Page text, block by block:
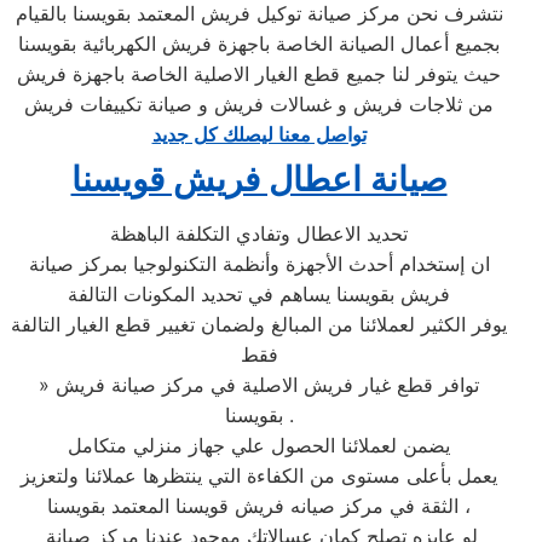
نتشرف نحن مركز صيانة توكيل فريش المعتمد بقويسنا بالقيام
بجميع أعمال الصيانة الخاصة باجهزة فريش الكهربائية بقويسنا
حيث يتوفر لنا جميع قطع الغيار الاصلية الخاصة باجهزة فريش
من ثلاجات فريش و غسالات فريش و صيانة تكييفات فريش
تواصل معنا ليصلك كل جديد
صيانة اعطال فريش قويسنا
تحديد الاعطال وتفادي التكلفة الباهظة
ان إستخدام أحدث الأجهزة وأنظمة التكنولوجيا بمركز صيانة
فريش بقويسنا يساهم في تحديد المكونات التالفة
يوفر الكثير لعملائنا من المبالغ ولضمان تغيير قطع الغيار التالفة
فقط
» توافر قطع غيار فريش الاصلية في مركز صيانة فريش
بقويسنا .
يضمن لعملائنا الحصول علي جهاز منزلي متكامل
يعمل بأعلى مستوى من الكفاءة التي ينتظرها عملائنا ولتعزيز
الثقة في مركز صيانه فريش قويسنا المعتمد بقويسنا ،
لو عايزه تصلح كمان عسالاتك موجود عندنا مركز صيانة